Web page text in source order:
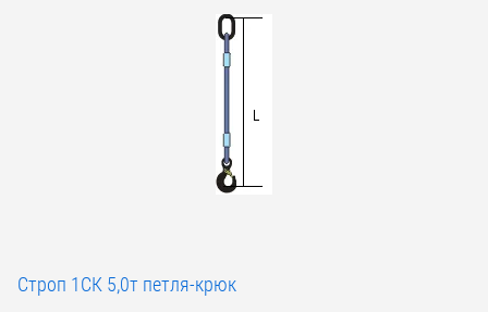
Строп 1СК 5,0т петля-крюк